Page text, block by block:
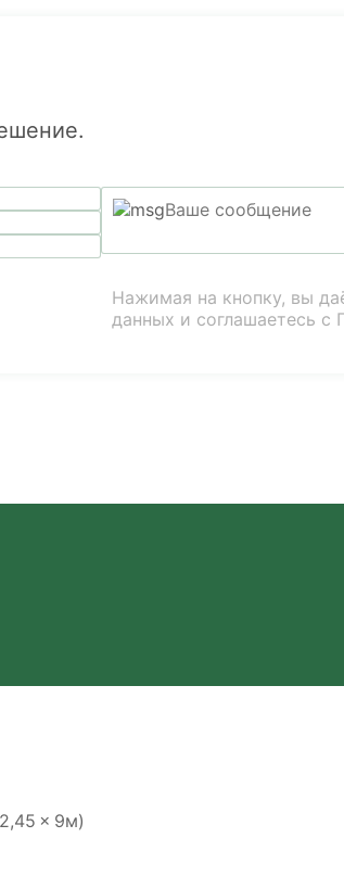
Нажимая на кнопку, вы
данных и соглашаетесь с
× 9м)